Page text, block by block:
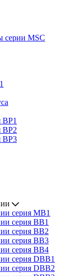
серии MSC
BP2
BP3
серия MB1
серия BB1
серия BB2
серия BB3
серия BB4
серия DBB1
серия DBB2